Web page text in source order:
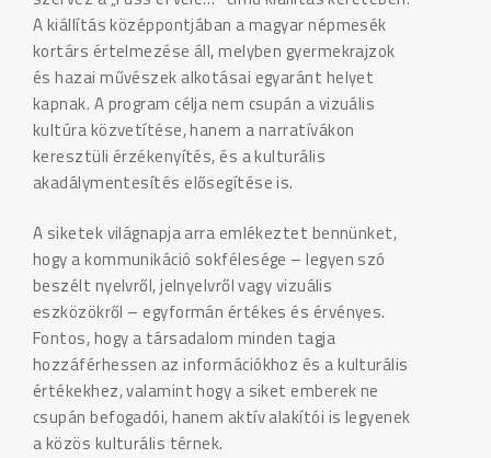
A kiállítás középpontjában a magyar népmesék
kortárs értelmezése áll, melyben gyermekrajzok
és hazai művészek alkotásai egyaránt helyet
kapnak. A program célja nem csupán a vizuális
kultúra közvetítése, hanem a narratívákon
keresztüli érzékenyítés, és a kulturális
akadálymentesítés elősegítése is.
A siketek világnapja arra emlékeztet bennünket,
hogy a kommunikáció sokfélesége – legyen szó
beszélt nyelvről, jelnyelvről vagy vizuális
eszközökről – egyformán értékes és érvényes.
Fontos, hogy a társadalom minden tagja
hozzáférhessen az információkhoz és a kulturális
értékekhez, valamint hogy a siket emberek ne
csupán befogadói, hanem aktív alakítói is legyenek
a közös kulturális térnek.